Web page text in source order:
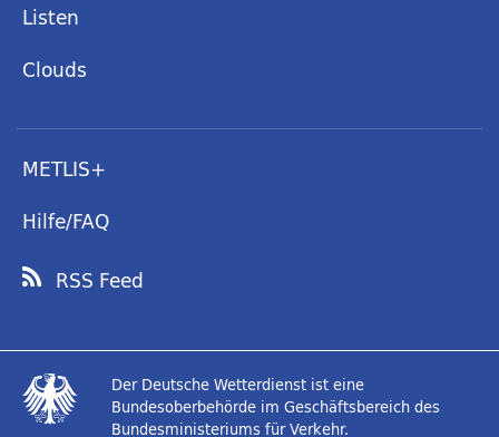
Listen
Clouds
METLIS+
Hilfe/FAQ
RSS Feed
Der Deutsche Wetterdienst ist eine
Bundesoberbehörde im Geschäftsbereich des
Bundesministeriums für Verkehr.